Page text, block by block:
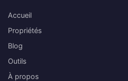
Accueil
Propriétés
Blog
Outils
À propos